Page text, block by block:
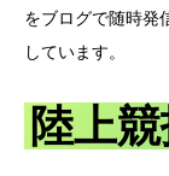
をブログで随時発
しています。
陸上